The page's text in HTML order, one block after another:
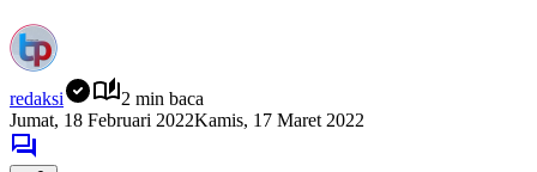
redaksi
2 min baca
Jumat, 18 Februari 2022Kamis, 17 Maret 2022